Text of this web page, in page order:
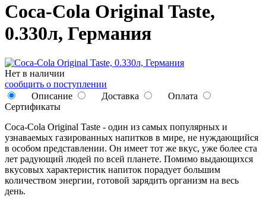
Coca-Cola Original Taste,
0.330л, Германия
Нет в наличии
сообщить о поступлении
Описание
Доставка
Оплата
Сертификаты
Coca-Cola Original Taste - один из самых популярных и
узнаваемых газированных напитков в мире, не нуждающийся
в особом представлении. Он имеет тот же вкус, уже более ста
лет радующий людей по всей планете. Помимо выдающихся
вкусовых характеристик напиток порадует большим
количеством энергии, готовой зарядить организм на весь
день.